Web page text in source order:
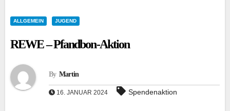
ALLGEMEIN JUGEND
REWE – Pfandbon-Aktion
By Martin
16. JANUAR 2024 Spendenaktion